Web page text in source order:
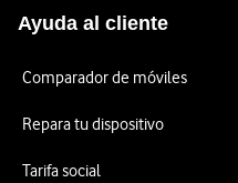
Ayuda al cliente
Comparador de móviles
Repara tu dispositivo
Tarifa social